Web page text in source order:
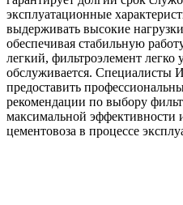
эксплуатационные
выдерживать высокие
обеспечивая стабильную
легкий, фильтроэлемент легко
обслуживается. Специалисты
предоставить
рекомендации по выбору
максимальной эффективности
цементовоза в процессе